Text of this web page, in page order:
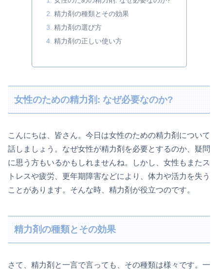
精力剤の種類とその効果
精力剤の選び方
精力剤の正しい使い方
女性のための精力剤: なぜ必要なのか?
こんにちは、皆さん。今日は女性のための精力剤について
話しましょう。なぜ女性が精力剤を必要とするのか、疑問
に思う方もいるかもしれませんね。しかし、女性もまたス
トレスや疲労、更年期障害などにより、体力や活力を失う
ことがあります。そんな時、精力剤が役立つのです。
精力剤の種類とその効果
さて、精力剤と一言で言っても、その種類は様々です。一